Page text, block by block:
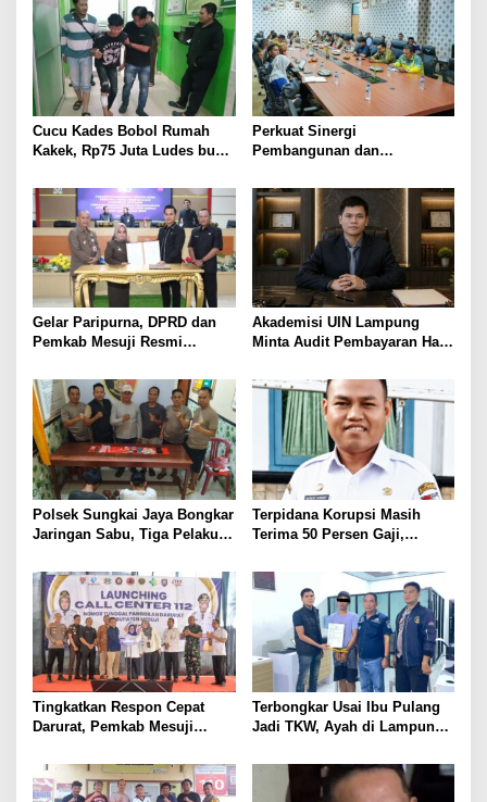
Pengolahan Pangan PT
Biomedika Nusantara Indah
Mesuji
Cucu Kades Bobol Rumah
Kakek, Rp75 Juta Ludes buat
Ditembak Polisi
Perkuat Sinergi
Pembangunan dan
DPRD Mesuji Gelar Rakor
Forkopimda
Gelar Paripurna, DPRD dan
Pemkab Mesuji Resmi
Pertanggungjawaban APBD
2025
Akademisi UIN Lampung
Minta Audit Pembayaran Hak
Kepastian Hukum Tak Boleh
Berlarut
Polsek Sungkai Jaya Bongkar
Jaringan Sabu, Tiga Pelaku
Terpidana Korupsi Masih
Terima 50 Persen Gaji,
Tunggu Keputusan BKN
Tingkatkan Respon Cepat
Darurat, Pemkab Mesuji
Layanan Nomor Tunggal 112
Terbongkar Usai Ibu Pulang
Jadi TKW, Ayah di Lampung
Kandung Selama Empat
Tahun, Nyaris Diamuk Massa